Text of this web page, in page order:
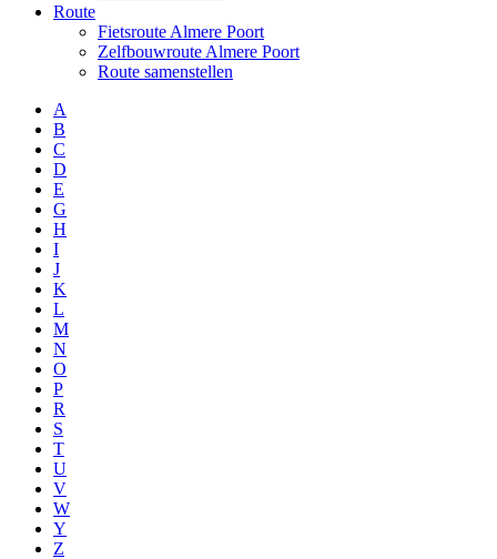
Route
Fietsroute Almere Poort
Zelfbouwroute Almere Poort
Route samenstellen
A
B
C
D
E
G
H
I
J
K
L
M
N
O
P
R
S
T
U
V
W
Y
Z